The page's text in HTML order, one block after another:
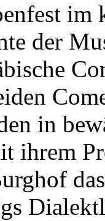
im
der
in
ihrem